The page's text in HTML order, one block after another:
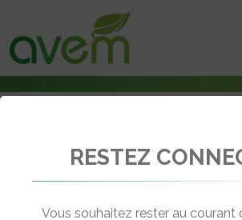
Hyundai Ioniq 5 : une gamme avec 3 niveaux
RESTEZ
Vous souhaitez rester au courant